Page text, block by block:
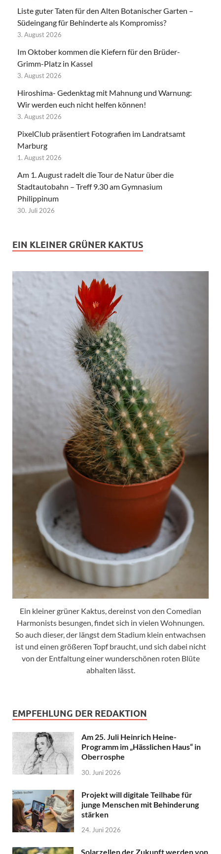
Liste guter Taten für den Alten Botanischer Garten –
Südeingang für Behinderte als Kompromiss?
3. August 2026
Im Oktober kommen die Kiefern für den Brüder-
Grimm-Platz in Kassel
3. August 2026
Hiroshima- Gedenktag mit Mahnung und Warnung:
Wir werden euch nicht helfen können!
3. August 2026
PixelClub präsentiert Fotografien im Landratsamt
Marburg
1. August 2026
Am 1. August radelt die Tour de Natur über die
Stadtautobahn – Treff 9.30 am Gymnasium
Philippinum
30. Juli 2026
EIN KLEINER GRÜNER KAKTUS
Ein kleiner grüner Kaktus, dereinst von den Comedian
Harmonists besungen, findet sich in vielen Wohnungen.
So auch dieser, der längst dem Stadium klein entwachsen
ist und einen größeren Topf braucht, und sich dabei nicht
von der Entfaltung einer wunderschönen roten Blüte
abhalten lässt.
EMPFEHLUNG DER REDAKTION
Am 25. Juli Heinrich Heine-
Programm im „Hässlichen Haus“ in
Oberrosphe
30. Juni 2026
Projekt will digitale Teilhabe für
junge Menschen mit Behinderung
stärken
24. Juni 2026
Solarzellen der Zukunft werden von